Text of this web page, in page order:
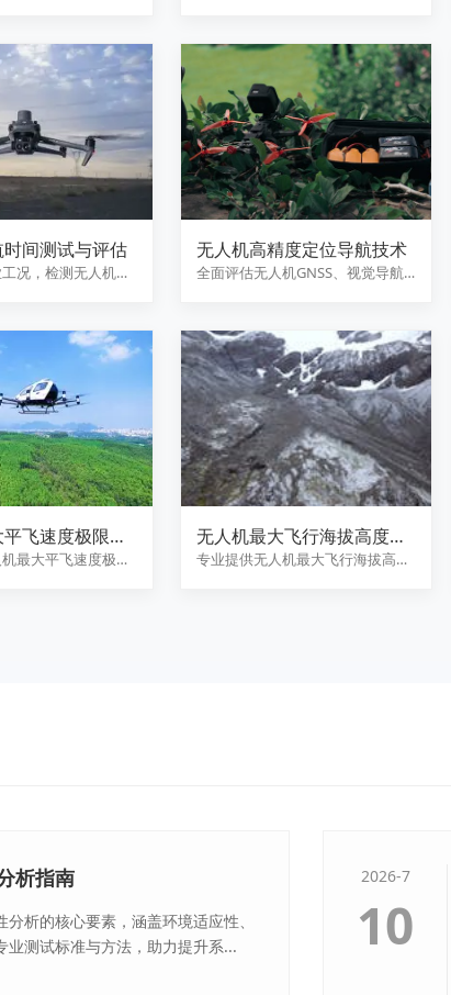
间测试与评估
况，检测无人机最
无人机高精度定位导航技术
全面评估无人机GNSS、视觉导航
飞速度极限性
最大平飞速度极限
无人机最大飞行海拔高度高
原性能验证
专业提供无人机最大飞行海拔高度
析指南
析的核心要素，涵盖环境适应性、
测试标准与方法，助力提升系...
2026-7
10